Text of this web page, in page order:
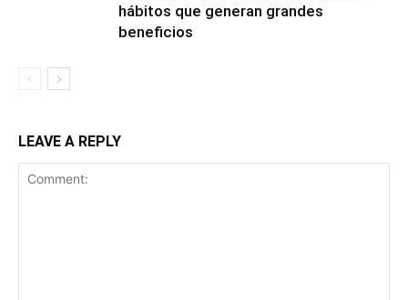
hábitos que generan grandes
beneficios
LEAVE A REPLY